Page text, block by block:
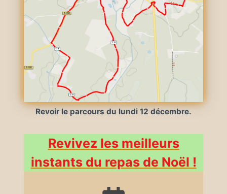
Revoir le parcours du lundi 12 décembre.
Revivez les meilleurs
instants du repas de Noël !